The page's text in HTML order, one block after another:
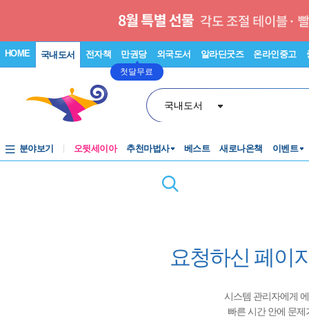
HOME 국내도서 전자책 만권당
첫달무료
외국도서 알라딘굿즈 온라인중고
국내도서
분야보기 오뒷세이아 추천마법사 베스트 새로나온책 이벤트
요청하신 페이
시스템 관리자에게
빠른 시간 안에 문